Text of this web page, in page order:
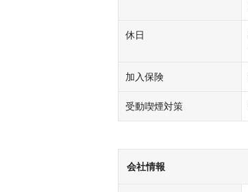
休日
加入保険
受動喫煙対策
会社情報